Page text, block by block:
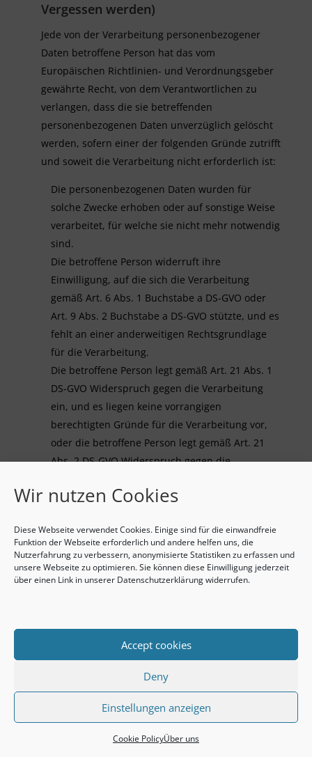
Wir nutzen Cookies
Diese Webseite verwendet Cookies. Einige sind für die einwandfreie
Funktion der Webseite erforderlich und andere helfen uns, die
Nutzerfahrung zu verbessern, anonymisierte Statistiken zu erfassen und
unsere Webseite zu optimieren. Sie können diese Einwilligung jederzeit
über einen Link in unserer Datenschutzerklärung widerrufen.
Accept cookies
Deny
Einstellungen anzeigen
Cookie PolicyÜber uns
Vergessen werden)
Jede von der Verarbeitung personenbezogener
Daten betroffene Person hat das vom
Europäischen Richtlinien- und Verordnungsgeber
gewährte Recht, von dem Verantwortlichen zu
verlangen, dass die sie betreffenden
personenbezogenen Daten unverzüglich gelöscht
werden, sofern einer der folgenden Gründe zutrifft
und soweit die Verarbeitung nicht erforderlich ist:
Die personenbezogenen Daten wurden für
solche Zwecke erhoben oder auf sonstige Weise
verarbeitet, für welche sie nicht mehr notwendig
sind.
Die betroffene Person widerruft ihre
Einwilligung, auf die sich die Verarbeitung
gemäß Art. 6 Abs. 1 Buchstabe a DS-GVO oder
Art. 9 Abs. 2 Buchstabe a DS-GVO stützte, und es
fehlt an einer anderweitigen Rechtsgrundlage
für die Verarbeitung.
Die betroffene Person legt gemäß Art. 21 Abs. 1
DS-GVO Widerspruch gegen die Verarbeitung
ein, und es liegen keine vorrangigen
berechtigten Gründe für die Verarbeitung vor,
oder die betroffene Person legt gemäß Art. 21
Abs. 2 DS-GVO Widerspruch gegen die
Die personenbezogenen Daten wurden
Die Löschung der personenbezogenen Daten ist
zur Erfüllung einer rechtlichen Verpflichtung
nach dem Unionsrecht oder dem Recht der
Mitgliedstaaten erforderlich, dem der
auf angebotene Dienste der
Informationsgesellschaft gemäß Art. 8 Abs. 1 DS-
Sofern einer der oben genannten Gründe zutrifft
und eine betroffene Person die Löschung von
personenbezogenen Daten, die bei der AfricroozE